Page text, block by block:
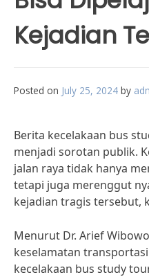
Kejadian
Posted on July 25, 2024 by
Berita kecelakaan bus
menjadi sorotan publik.
jalan raya tidak hanya
tetapi juga merenggut
kejadian tragis tersebut,
Menurut Dr. Arief
keselamatan
kecelakaan bus study